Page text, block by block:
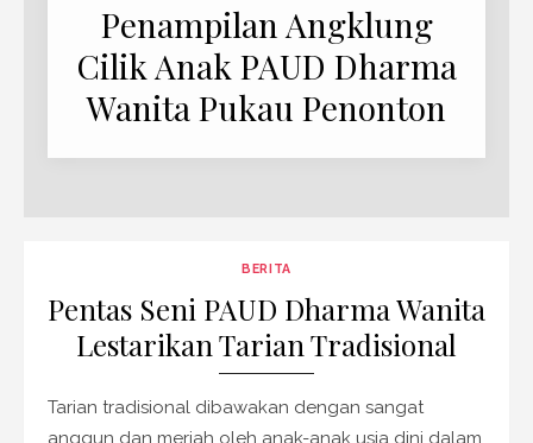
Penampilan Angklung
Cilik Anak PAUD Dharma
Wanita Pukau Penonton
BERITA
Pentas Seni PAUD Dharma Wanita
Lestarikan Tarian Tradisional
Tarian tradisional dibawakan dengan sangat
anggun dan meriah oleh anak-anak usia dini dalam